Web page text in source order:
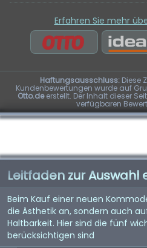
Erfahren Sie mehr
Haftungsausschluss:Diese
Kundenbewertungen wurde auf
Otto.deerstellt. Der Inhalt dieser
verfügbaren
Leitfaden zur Auswahl
Beim Kauf einer neuen
die Ästhetik an, sondern auch
Haltbarkeit. Hier sind die fünf
berücksichtigen sind